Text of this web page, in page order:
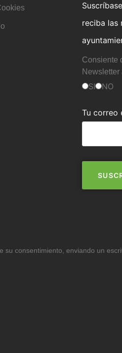
reciba las
Consiente
Newsletter
SI NO
Tu correo
consentimiento, enviando un